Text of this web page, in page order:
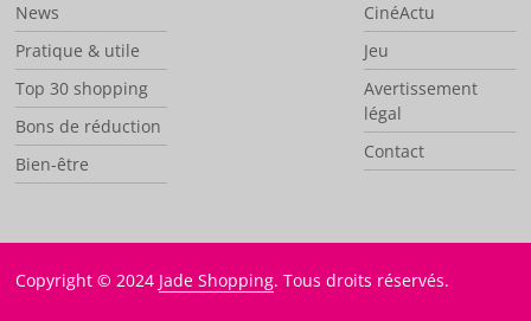
News
Pratique & utile
Top 30 shopping
Bons de réduction
Bien-être
CinéActu
Jeu
Avertissement
légal
Contact
Copyright © 2024 Jade Shopping. Tous droits réservés.